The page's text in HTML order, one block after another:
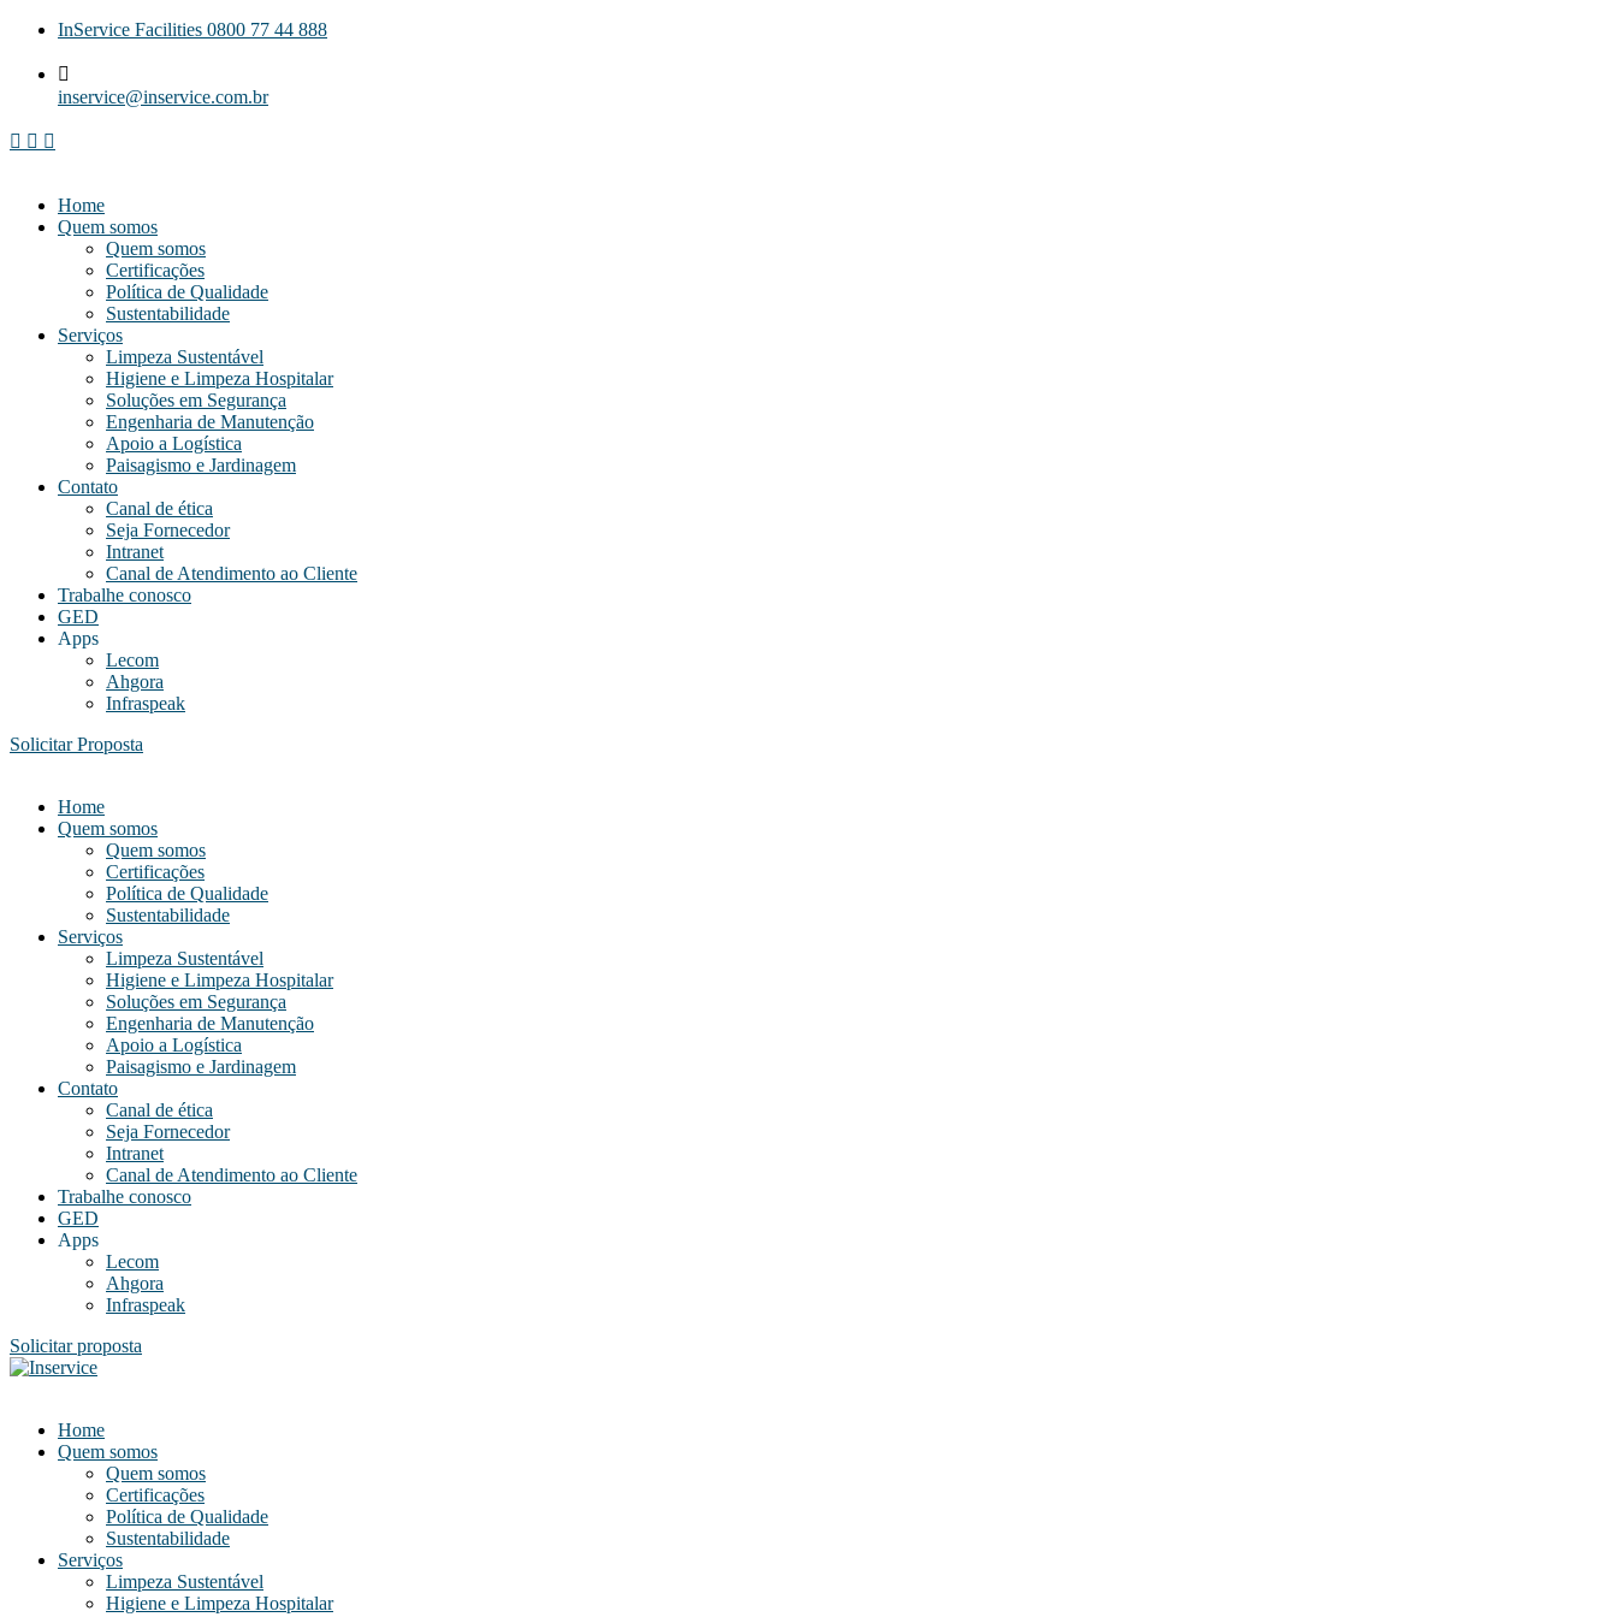
InService Facilities 0800 77 44 888
inservice@inservice.com.br
Home
Quem somos
Quem somos
Certificações
Política de Qualidade
Sustentabilidade
Serviços
Limpeza Sustentável
Higiene e Limpeza Hospitalar
Soluções em Segurança
Engenharia de Manutenção
Apoio a Logística
Paisagismo e Jardinagem
Contato
Canal de ética
Seja Fornecedor
Intranet
Canal de Atendimento ao Cliente
Trabalhe conosco
GED
Apps
Lecom
Ahgora
Infraspeak
Solicitar Proposta
Home
Quem somos
Quem somos
Certificações
Política de Qualidade
Sustentabilidade
Serviços
Limpeza Sustentável
Higiene e Limpeza Hospitalar
Soluções em Segurança
Engenharia de Manutenção
Apoio a Logística
Paisagismo e Jardinagem
Contato
Canal de ética
Seja Fornecedor
Intranet
Canal de Atendimento ao Cliente
Trabalhe conosco
GED
Apps
Lecom
Ahgora
Infraspeak
Solicitar proposta
Home
Quem somos
Quem somos
Certificações
Política de Qualidade
Sustentabilidade
Serviços
Limpeza Sustentável
Higiene e Limpeza Hospitalar